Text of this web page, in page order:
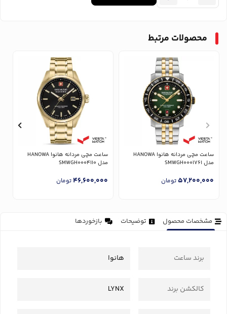
محصولات مرتبط
ساعت مچی مردانه هانوا HANOWA
مدل SMWGH0001761
57,200,000تومان
ساعت مچی مردانه هانوا HANOWA
مدل SMWGH0004110
46,600,000تومان
مشخصات محصول توضیحات بازخوردها
برند ساعت هانوا
کالکشن برند LYNX